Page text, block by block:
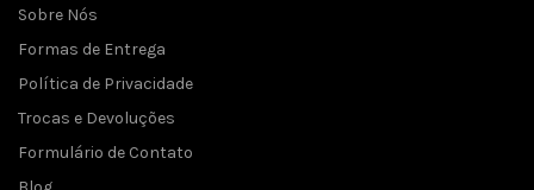
Sobre Nós
Formas de Entrega
Política de Privacidade
Trocas e Devoluções
Formulário de Contato